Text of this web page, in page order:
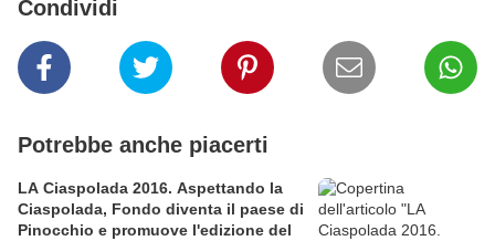
Condividi
Potrebbe anche piacerti
LA Ciaspolada 2016. Aspettando la
Ciaspolada, Fondo diventa il paese di
Pinocchio e promuove l'edizione del